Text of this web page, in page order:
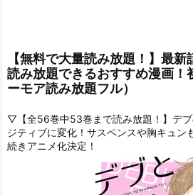
【無料で大量読み放題！】最
読み放題できるおすすめ漫画！
ーモア読み放題フル）
▽【全56巻中53巻まで読み放題！】デ
ジティブに変化！サスペンスや胸キュン
続きアニメ化決定！